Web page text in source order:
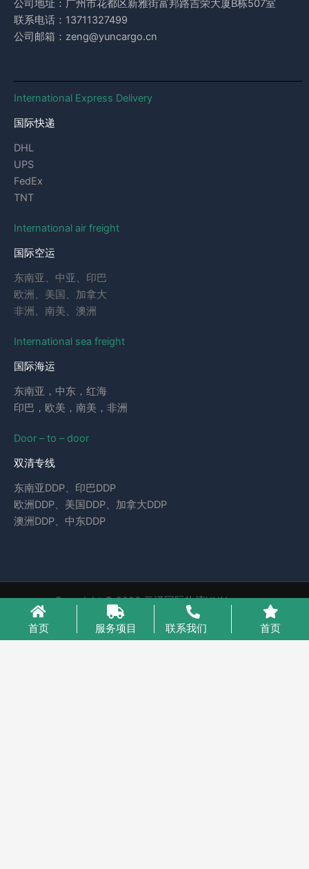
公司地址：广州市花都区新雅街富邦路吉荣大厦B栋507室
联系电话：13711327499
公司邮箱：zeng@yuncargo.cn
International Express Delivery
国际快递
DHL
UPS
FedEx
TNT
International air freight
国际空运
东南亚、中亚、印巴
欧洲、美国、加拿大
非洲、南美、澳洲
International sea freight
国际海运
东南亚，中东，红海
印巴，欧美，南美，非洲
Door – to – door
双清专线
东南亚DDP、印巴DDP
欧洲DDP、美国DDP、加拿大DDP
澳洲DDP、中东DDP
Copyright © 2026 云泽国际物流YUNcargo
粤ICP备2023046221号-1
首页 服务项目 联系我们 首页